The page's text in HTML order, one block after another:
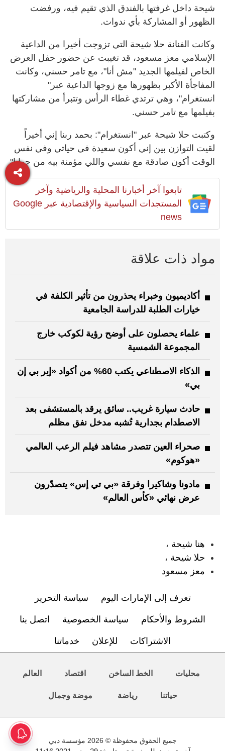
شيحة داخل غرفتها بالفندق الذي تقيم فيه، ورفضت
الظهور أو المشاركة بأي ندوات.
وكانت الفنانة حلا شيحة التي تزوجت أخيرا من الداعية
الإسلامي معز مسعود، قد تغيبت عن حضور حفل العرض
الخاص لفيلمها الجديد "مش أنا"، مع تامر حسني، وكانت
المفاجأة الأكبر بظهورها مع زوجها الداعية عبر"
انستغرام"، وهي ترتدي غطاء الرأس وتتبرأ من مشاركتها
بفيلمها مع تامر حسني.
وكتبت حلا شيحة عبر "انستغرام": بحمد ربنا إني أخيراً
لقيت التوازن بين إني أكون سعيدة في حياتي وفي نفس
الوقت أكون صادقة مع نفسي واللي مؤمنة بيه من جوايا"
تابعوا آخر أخبارنا المحلية والرياضية وآخر
المستجدات السياسية والإقتصادية عبر Google
news
مواد ذات علاقة
أكاديميون وخبراء يحذرون من تأثير الكلفة في
خيارات الطلبة للدراسة الجامعية
علماء يحصلون على أوضح رؤية لكوكب خارج
المجموعة الشمسية
الذكاء الاصطناعي يكتب 60% من أكواد «إير بي إن
بي»
حادث سيارة غريب.. سائق يرقد بالمستشفى بعد
الاصطدام بجدارية تُشبه مدخل نفق مظلم
صحراء العين تتصدر مشاهد فيلم الرعب العالمي
«هوكوم»
مادونا وشاكيرا وفرقة «بي تي إس» يتصدّرون
عرض نهائي «كأس العالم»
هنا شيحة ،
حلا شيحة ،
معز مسعود
تعرف إلى الإمارات اليوم سياسة التحرير
الشروط والأحكام سياسة الخصوصية اتصل بنا
الاشتراكات للإعلان خدماتنا
محليات الخط الساخن اقتصاد العالم
حياتنا رياضة موضة وجمال
جميع الحقوق محفوظة © 2026 مؤسسة دبي